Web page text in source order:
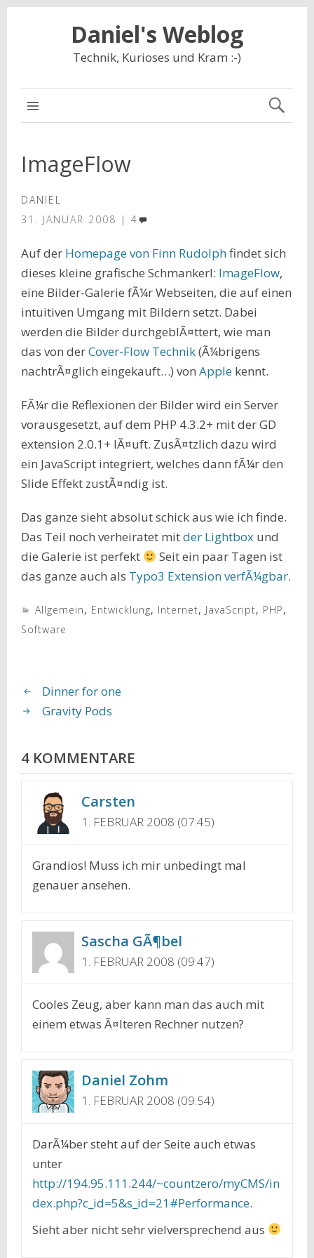
Daniel's Weblog
Technik, Kurioses und Kram :-)
ImageFlow
DANIEL
31. JANUAR 2008
4
Auf der Homepage von Finn Rudolphfindet sich
dieses kleine grafische Schmankerl: ImageFlow,
eine Bilder-Galerie fÃ¼r Webseiten, die auf einen
intuitiven Umgang mit Bildern setzt. Dabei
werden die Bilder durchgeblÃ¤ttert, wie man
das von derCover-Flow Technik(Ã¼brigens
nachtrÃ¤glich eingekauft…) von Apple kennt.
FÃ¼r die Reflexionen der Bilder wird ein Server
vorausgesetzt, auf dem PHP 4.3.2+ mit der GD
extension 2.0.1+ lÃ¤uft. ZusÃ¤tzlich dazu wird
ein JavaScript integriert, welches dann fÃ¼r den
Slide Effekt zustÃ¤ndig ist.
Das ganze sieht absolut schick aus wie ich finde.
Das Teil noch verheiratet mitder Lightbox und
die Galerie ist perfekt
Seit ein paar Tagen ist
das ganze auch als Typo3 Extension verfÃ¼gbar.
Allgemein, Entwicklung, Internet, JavaScript, PHP,
Software
Dinner for one
Gravity Pods
4 KOMMENTARE
Carsten
1. FEBRUAR 2008 (07:45)
Grandios! Muss ich mir unbedingt mal
genauer ansehen.
Sascha GÃ¶bel
1. FEBRUAR 2008 (09:47)
Cooles Zeug, aber kann man das auch mit
einem etwas Ã¤lteren Rechner nutzen?
Daniel Zohm
1. FEBRUAR 2008 (09:54)
DarÃ¼ber steht auf der Seite auch etwas
unter
http://194.95.111.244/~countzero/myCMS/in
dex.php?c_id=5&s_id=21#Performance.
Sieht aber nicht sehr vielversprechend aus